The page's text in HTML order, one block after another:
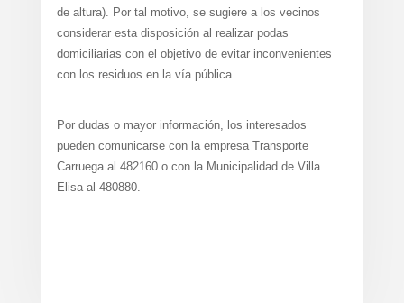
de altura). Por tal motivo, se sugiere a los vecinos
considerar esta disposición al realizar podas
domiciliarias con el objetivo de evitar inconvenientes
con los residuos en la vía pública.
Por dudas o mayor información, los interesados
pueden comunicarse con la empresa Transporte
Carruega al 482160 o con la Municipalidad de Villa
Elisa al 480880.